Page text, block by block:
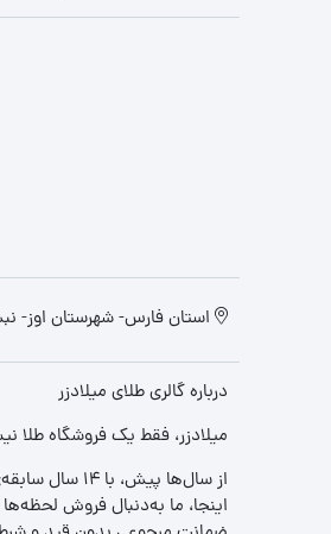
استان فارس- شهرستان اوز-
درباره گالری طلای میلادزر
میلادزر، فقط یک فروشگاه
از سال‌ها پیش، با ۱۴ سال سابقه‌ی تخصصی در صنعت طلا و جواهر، مسیری را آغاز کردیم تا «اعتماد» را با «زیبایی» ترکیب کنیم.
اینجا، ما به‌دنبال فروش